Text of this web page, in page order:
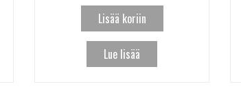
Lisää koriin
Lue lisää